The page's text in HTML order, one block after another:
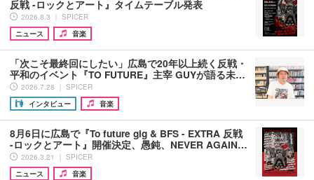
反戦 -ロックとアート』タイムテーブル発表
2026.8.3 ｜ SPICER
ニュース
音楽
「次こそ最終回にしたい」広島で20年以上続く反戦・
平和のイベント『TO FUTURE』主宰 GUYが語る未…
2026.7.28 ｜ SPICER
インタビュー
音楽
8月6日に広島で『To future gig & BFS - EXTRA 反戦
-ロックとアート』開催決定、愚鈍、NEVER AGAIN…
2026.3.21 ｜ SPICER
ニュース
音楽